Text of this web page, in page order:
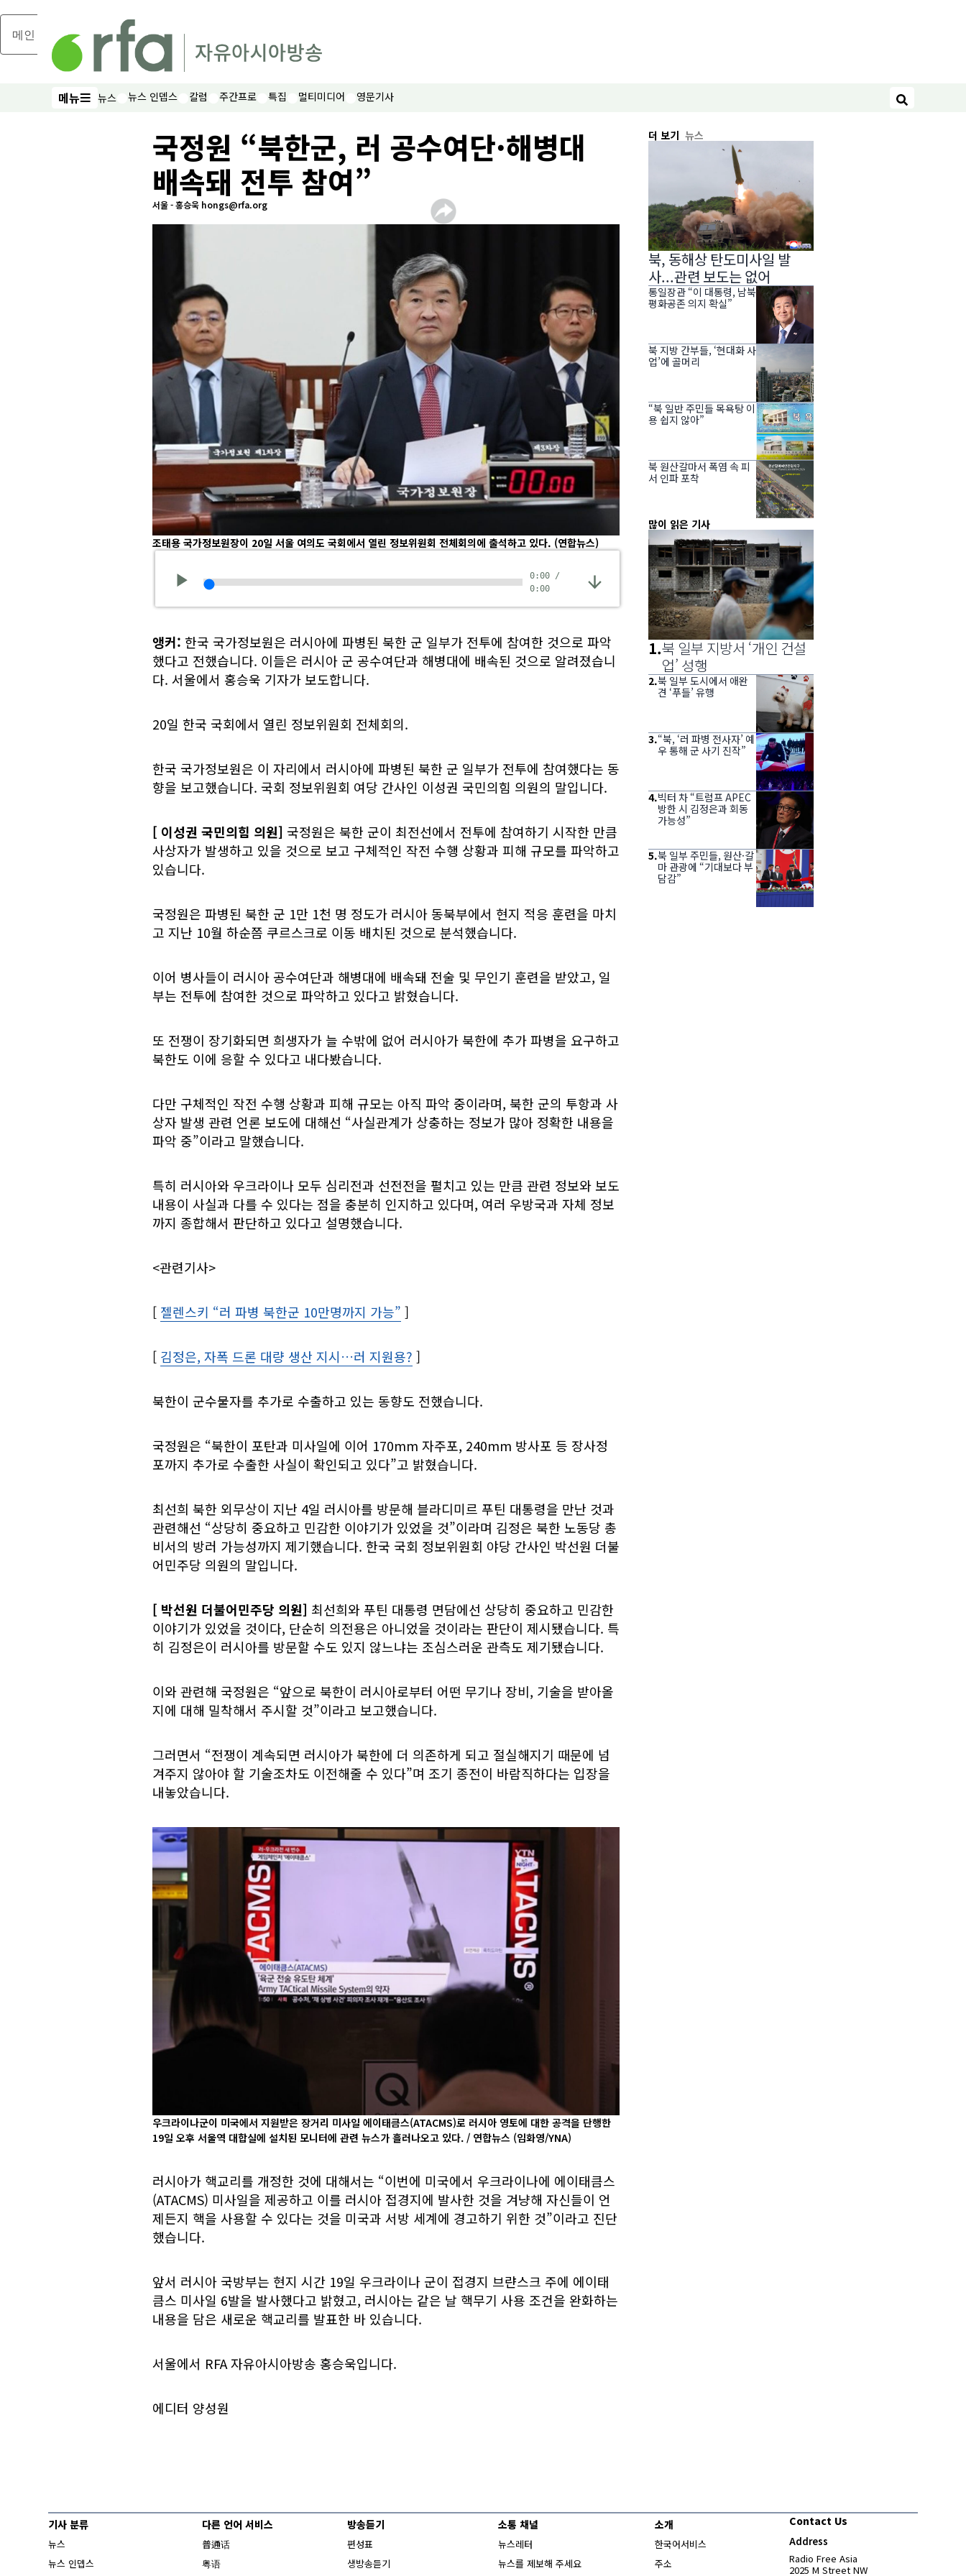
메인 콘텐츠로 건너뛰기
메뉴
메뉴 뉴스 뉴스 인뎁스 칼럼 주간프로 특집 멀티미디어 영문기사
검색
국정원 “북한군, 러 공수여단·해병대
배속돼 전투 참여”
서울 - 홍승욱 hongs@rfa.org
조태용 국가정보원장이 20일 서울 여의도 국회에서 열린 정보위원회 전체회의에 출석하고 있다. (연합뉴스)
0:00 /
0:00
앵커: 한국 국가정보원은 러시아에 파병된 북한 군 일부가 전투에 참여한 것으로 파악
했다고 전했습니다. 이들은 러시아 군 공수여단과 해병대에 배속된 것으로 알려졌습니
다. 서울에서 홍승욱 기자가 보도합니다.
20일 한국 국회에서 열린 정보위원회 전체회의.
한국 국가정보원은 이 자리에서 러시아에 파병된 북한 군 일부가 전투에 참여했다는 동
향을 보고했습니다. 국회 정보위원회 여당 간사인 이성권 국민의힘 의원의 말입니다.
[ 이성권 국민의힘 의원] 국정원은 북한 군이 최전선에서 전투에 참여하기 시작한 만큼
사상자가 발생하고 있을 것으로 보고 구체적인 작전 수행 상황과 피해 규모를 파악하고
있습니다.
국정원은 파병된 북한 군 1만 1천 명 정도가 러시아 동북부에서 현지 적응 훈련을 마치
고 지난 10월 하순쯤 쿠르스크로 이동 배치된 것으로 분석했습니다.
이어 병사들이 러시아 공수여단과 해병대에 배속돼 전술 및 무인기 훈련을 받았고, 일
부는 전투에 참여한 것으로 파악하고 있다고 밝혔습니다.
또 전쟁이 장기화되면 희생자가 늘 수밖에 없어 러시아가 북한에 추가 파병을 요구하고
북한도 이에 응할 수 있다고 내다봤습니다.
다만 구체적인 작전 수행 상황과 피해 규모는 아직 파악 중이라며, 북한 군의 투항과 사
상자 발생 관련 언론 보도에 대해선 “사실관계가 상충하는 정보가 많아 정확한 내용을
파악 중”이라고 말했습니다.
특히 러시아와 우크라이나 모두 심리전과 선전전을 펼치고 있는 만큼 관련 정보와 보도
내용이 사실과 다를 수 있다는 점을 충분히 인지하고 있다며, 여러 우방국과 자체 정보
까지 종합해서 판단하고 있다고 설명했습니다.
<관련기사>
[ 젤렌스키 “러 파병 북한군 10만명까지 가능” Opens in new window
]
[ 김정은, 자폭 드론 대량 생산 지시…러 지원용? Opens in new window
]
북한이 군수물자를 추가로 수출하고 있는 동향도 전했습니다.
국정원은 “북한이 포탄과 미사일에 이어 170mm 자주포, 240mm 방사포 등 장사정
포까지 추가로 수출한 사실이 확인되고 있다”고 밝혔습니다.
최선희 북한 외무상이 지난 4일 러시아를 방문해 블라디미르 푸틴 대통령을 만난 것과
관련해선 “상당히 중요하고 민감한 이야기가 있었을 것”이라며 김정은 북한 노동당 총
비서의 방러 가능성까지 제기했습니다. 한국 국회 정보위원회 야당 간사인 박선원 더불
어민주당 의원의 말입니다.
[ 박선원 더불어민주당 의원] 최선희와 푸틴 대통령 면담에선 상당히 중요하고 민감한
이야기가 있었을 것이다, 단순히 의전용은 아니었을 것이라는 판단이 제시됐습니다. 특
히 김정은이 러시아를 방문할 수도 있지 않느냐는 조심스러운 관측도 제기됐습니다.
이와 관련해 국정원은 “앞으로 북한이 러시아로부터 어떤 무기나 장비, 기술을 받아올
지에 대해 밀착해서 주시할 것”이라고 보고했습니다.
그러면서 “전쟁이 계속되면 러시아가 북한에 더 의존하게 되고 절실해지기 때문에 넘
겨주지 않아야 할 기술조차도 이전해줄 수 있다”며 조기 종전이 바람직하다는 입장을
내놓았습니다.
우크라이나군이 미국에서 지원받은 장거리 미사일 에이태큼스(ATACMS)로 러시아 영토에 대한 공격을 단행한
19일 오후 서울역 대합실에 설치된 모니터에 관련 뉴스가 흘러나오고 있다. / 연합뉴스 (임화영/YNA)
러시아가 핵교리를 개정한 것에 대해서는 “이번에 미국에서 우크라이나에 에이태큼스
(ATACMS) 미사일을 제공하고 이를 러시아 접경지에 발사한 것을 겨냥해 자신들이 언
제든지 핵을 사용할 수 있다는 것을 미국과 서방 세계에 경고하기 위한 것”이라고 진단
했습니다.
앞서 러시아 국방부는 현지 시간 19일 우크라이나 군이 접경지 브랸스크 주에 에이태
큼스 미사일 6발을 발사했다고 밝혔고, 러시아는 같은 날 핵무기 사용 조건을 완화하는
내용을 담은 새로운 핵교리를 발표한 바 있습니다.
서울에서 RFA 자유아시아방송 홍승욱입니다.
에디터 양성원
더 보기 뉴스
북, 동해상 탄도미사일 발
사...관련 보도는 없어
통일장관 “이 대통령, 남북
평화공존 의지 확실”
북 지방 간부들, ‘현대화 사
업’에 골머리
“북 일반 주민들 목욕탕 이
용 쉽지 않아”
북 원산갈마서 폭염 속 피
서 인파 포착
많이 읽은 기사
1.북 일부 지방서 ‘개인 건설
업’ 성행
2.북 일부 도시에서 애완
견 ‘푸들’ 유행
3.“북, ‘러 파병 전사자’ 예
우 통해 군 사기 진작”
4.빅터 차 “트럼프 APEC
방한 시 김정은과 회동
가능성”
5.북 일부 주민들, 원산·갈
마 관광에 “기대보다 부
담감”
기사 분류
뉴스
뉴스 인뎁스
다른 언어 서비스
普通话
粤语
방송듣기
편성표
생방송듣기
소통 채널
뉴스레터
뉴스를 제보해 주세요
소개
한국어서비스
주소
Contact Us
Address
Radio Free Asia
2025 M Street NW